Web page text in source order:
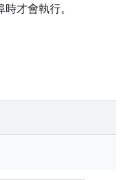
才會執行。